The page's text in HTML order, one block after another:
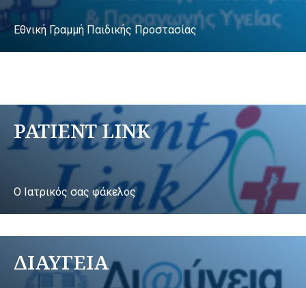
Εθνική Γραμμή Παιδικής Προστασίας
PATIENT LINK
Ο Ιατρικός σας φάκελος
ΔΙΑΥΓΕΙΑ